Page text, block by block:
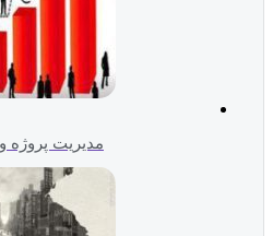
مدیریت پروژه و ایمنی (213)